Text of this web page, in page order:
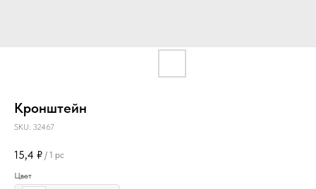
Кронштейн
SKU: 32467
15,4 ₽ / 1 pc
Цвет